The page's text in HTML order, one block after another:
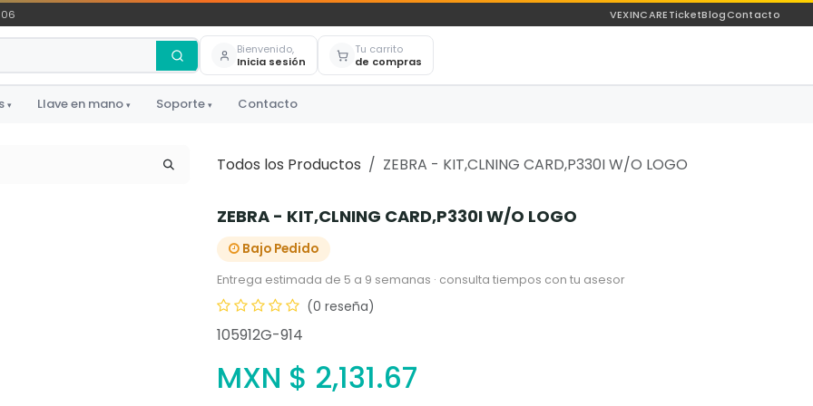
VEXINCARETicketBlogContacto
Bienvenido,
Inicia sesión
Tu carrito
de compras
▾ Llave en mano ▾ Soporte ▾ Contacto
Todos los Productos ZEBRA - KIT,CLNING CARD,P330I W/O LOGO
ZEBRA - KIT,CLNING CARD,P330I W/O LOGO
Bajo Pedido
Entrega estimada de 5 a 9 semanas · consulta tiempos con tu asesor
(0 reseña)
105912G-914
MXN $ 2,131.67